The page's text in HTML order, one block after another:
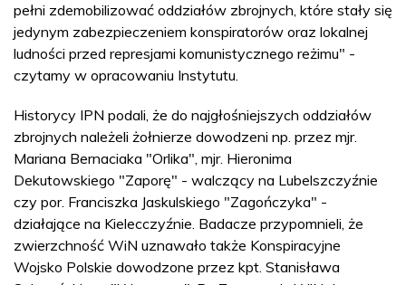
pełni zdemobilizować oddziałów zbrojnych, które stały się
jedynym zabezpieczeniem konspiratorów oraz lokalnej
ludności przed represjami komunistycznego reżimu" -
czytamy w opracowaniu Instytutu.
Historycy IPN podali, że do najgłośniejszych oddziałów
zbrojnych należeli żołnierze dowodzeni np. przez mjr.
Mariana Bernaciaka "Orlika", mjr. Hieronima
Dekutowskiego "Zaporę" - walczący na Lubelszczyźnie
czy por. Franciszka Jaskulskiego "Zagończyka" -
działające na Kielecczyźnie. Badacze przypomnieli, że
zwierzchność WiN uznawało także Konspiracyjne
Wojsko Polskie dowodzone przez kpt. Stanisława